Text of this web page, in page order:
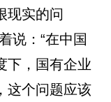
现实的问
说：“在中国
下，国有企业
这个问题应该